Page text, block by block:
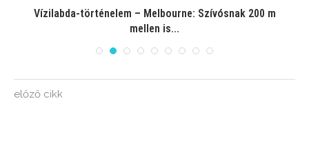
Vízilabda-történelem – Melbourne: Szívósnak 200 m
mellen is...
előző cikk